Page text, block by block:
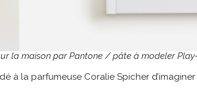
la maison par Pantone / pâte à modeler
la parfumeuse Coralie Spicher